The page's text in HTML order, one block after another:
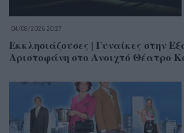
04/08/2026 20:27
Εκκλησιάζουσες | Γυναίκες στην
Αριστοφάνη στο Ανοιχτό Θέατρο